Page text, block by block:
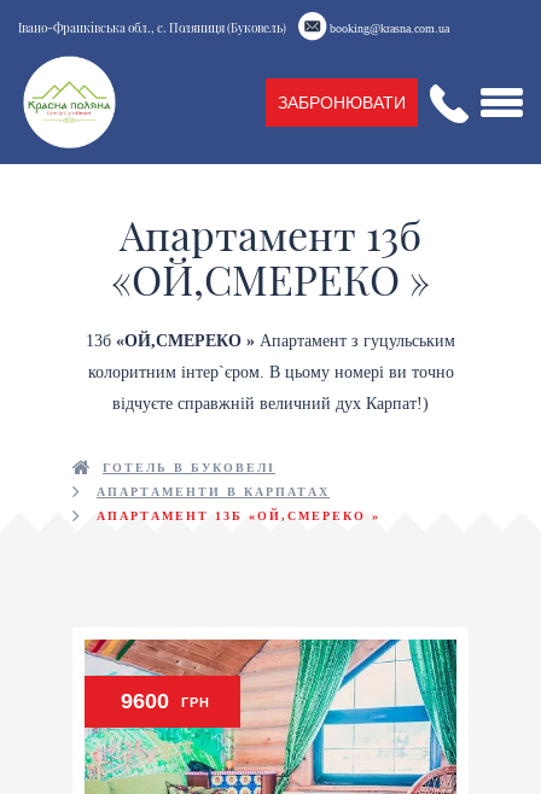
Івано-Франківська обл., с. Поляниця (Буковель) booking@krasna.com.ua
ЗАБРОНЮВАТИ
Апартамент 13б
«ОЙ,СМЕРЕКО »
13б «ОЙ,СМЕРЕКО » Апартамент з гуцульським
колоритним інтер`єром. В цьому номері ви точно
відчуєте справжній величний дух Карпат!)
ГОТЕЛЬ В БУКОВЕЛІ
АПАРТАМЕНТИ В КАРПАТАХ
АПАРТАМЕНТ 13Б «ОЙ,СМЕРЕКО »
9600 ГРН